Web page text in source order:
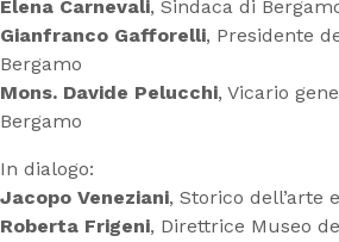
Elena Carnevali, Sindaca di
Gianfranco Gafforelli, Presidente
Bergamo
Mons. Davide Pelucchi, Vicario
Bergamo
In dialogo:
Jacopo Veneziani, Storico dell’arte
Roberta Frigeni, Direttrice Museo